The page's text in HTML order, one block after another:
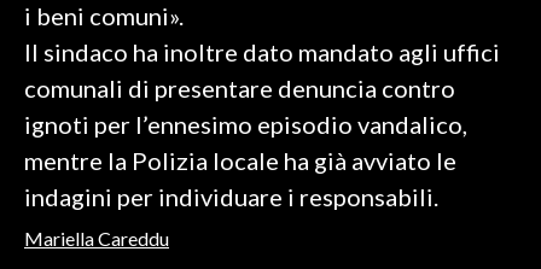
SARDI NEL MONDO
#CARAUNIONE
i beni comuni».
Il sindaco ha inoltre dato mandato agli uffici
comunali di presentare denuncia contro
ignoti per l’ennesimo episodio vandalico,
mentre la Polizia locale ha già avviato le
indagini per individuare i responsabili.
Mariella Careddu